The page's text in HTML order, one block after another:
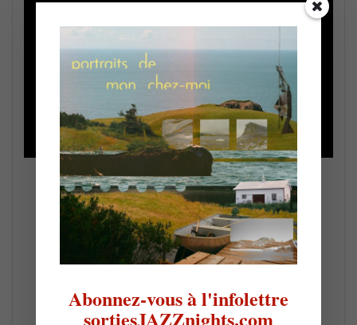
Abonnez-vous à l'infolettre
sortiesJAZZnights.com